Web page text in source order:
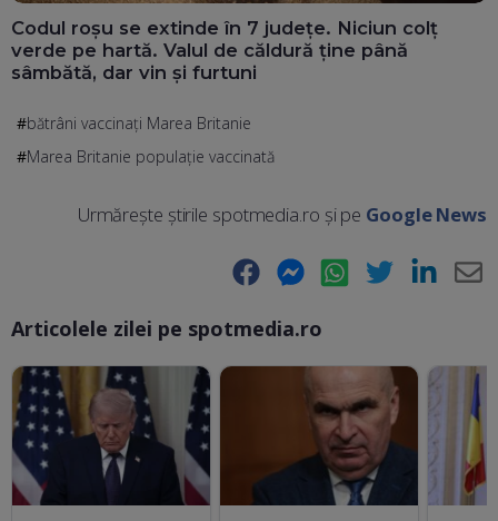
Codul roșu se extinde în 7 județe. Niciun colț
verde pe hartă. Valul de căldură ține până
sâmbătă, dar vin și furtuni
bătrâni vaccinați Marea Britanie
Marea Britanie populație vaccinată
Urmărește știrile spotmedia.ro și pe Google News
Facebook Messenger WhatsApp Twitter LinkedIn
Articolele zilei pe spotmedia.ro